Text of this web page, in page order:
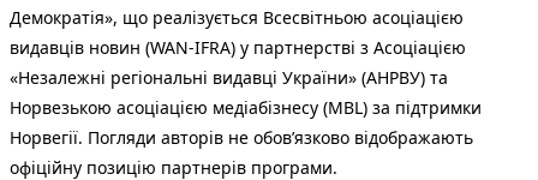
Демократія», що реалізується Всесвітньою асоціацією
видавців новин (WAN-IFRA) у партнерстві з Асоціацією
«Незалежні регіональні видавці України» (АНРВУ) та
Норвезькою асоціацією медіабізнесу (MBL) за підтримки
Норвегії. Погляди авторів не обов’язково відображають
офіційну позицію партнерів програми.